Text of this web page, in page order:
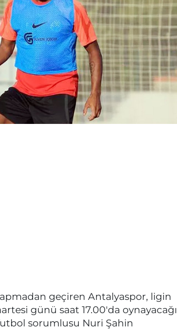
geçiren Antalyaspor, ligin
günü saat 17.00'da oynayacağı
futbol sorumlusu Nuri Şahin